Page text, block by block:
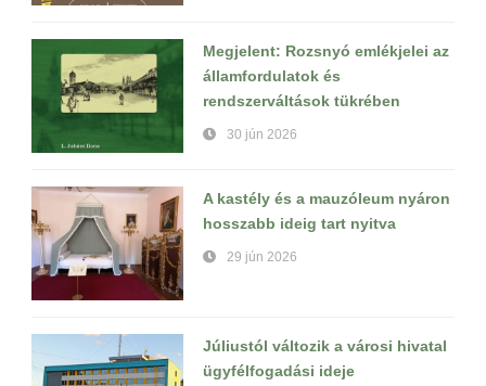
Megjelent: Rozsnyó emlékjelei az
államfordulatok és
rendszerváltások tükrében
30 jún 2026
A kastély és a mauzóleum nyáron
hosszabb ideig tart nyitva
29 jún 2026
Júliustól változik a városi hivatal
ügyfélfogadási ideje